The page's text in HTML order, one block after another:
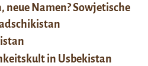
neue Namen? Sowjetische
in Usbekistan